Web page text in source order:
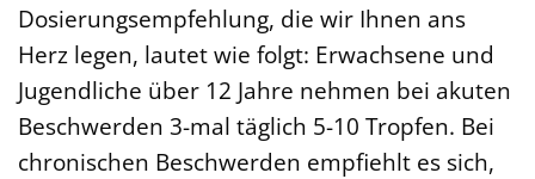
Dosierungsempfehlung, die wir Ihnen ans
Herz legen, lautet wie folgt: Erwachsene und
Jugendliche über 12 Jahre nehmen bei akuten
Beschwerden 3-mal täglich 5-10 Tropfen. Bei
chronischen Beschwerden empfiehlt es sich,